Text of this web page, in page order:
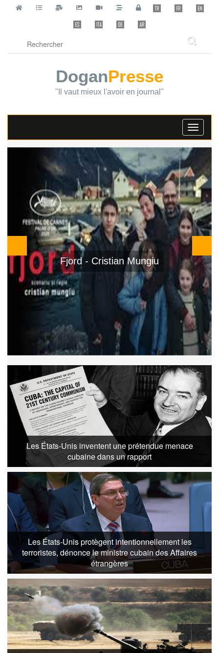
DoganPresse
"Il vaut mieux l'avoir en journal"
Toggle
El Ser Querido - Rodrigo Sorogoyen
Les États-Unis inventent une prétendue menace
cubaine dans un rapport
Les États-Unis protègent intentionnellement les
terroristes, dénonce le ministre cubain des Affaires
étrangères